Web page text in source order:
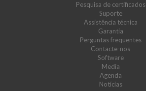
Pesquisa de certificados
Suporte
Assistência técnica
Garantia
Perguntas frequentes
Contacte-nos
Software
Media
Agenda
Notícias